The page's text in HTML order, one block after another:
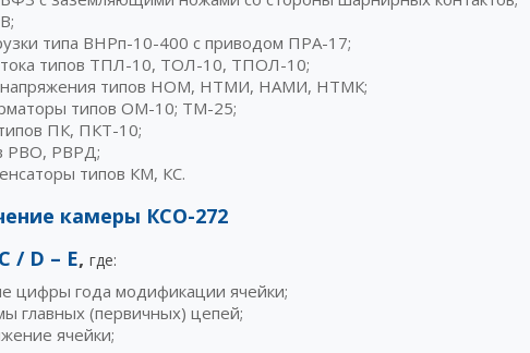
типа ВНРп-10-400 с приводом ПРА-17;
типов ТПЛ-10, ТОЛ-10, ТПОЛ-10;
напряжения типов НОМ, НТМИ, НАМИ, НТМК;
типов ОМ-10; ТМ-25;
ПК, ПКТ-10;
РВО, РВРД;
типов КМ, КС.
камеры КСО-272
/ D – E, где:
цифры года модификации ячейки;
главных (первичных) цепей;
ячейки;